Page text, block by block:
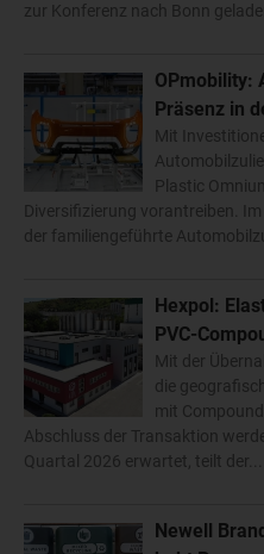
zur Konferenz nach Bonn
OPmobility:
Präsenz in
Mit
Plastic
Diversifizierung vorantreiben.
der familiengeführte
Hexpol:
PVC-
Mit der
die
mit
Abschluss der Transaktion
Quartal 2026 erwartet, teilt der...
Newell